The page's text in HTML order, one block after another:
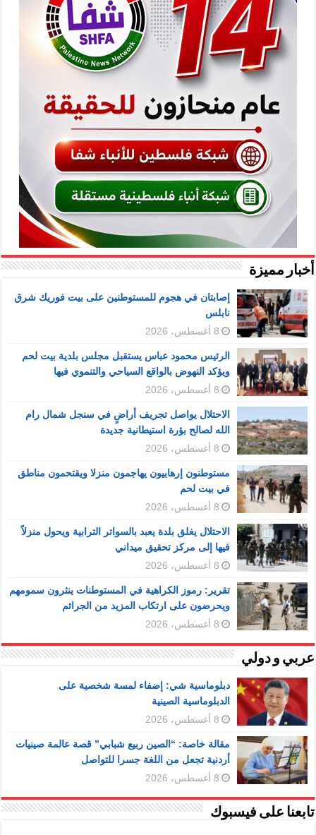
أخبار مميزة
إصابتان في هجوم للمستوطنين على بيت فوريك شرق
نابلس
8 أغسطس، 2026
الرئيس محمود عباس يستقبل مجلس بلدية بيت لحم
ويؤكد النهوض بالواقع السياحي والتنموي فيها
8 أغسطس، 2026
الاحتلال يواصل تجريف أراضٍ في سنجل شمال رام
الله لصالح بؤرة استيطانية جديدة
8 أغسطس، 2026
مستوطنون إرهابيون يهاجمون منزلا ويقتحمون مناطق
في بيت لحم
8 أغسطس، 2026
الاحتلال يغلق بلدة يعبد بالسواتر الترابية ويحول منزلاً
فيها إلى مركز تحقيق ميداني
8 أغسطس، 2026
تقرير: رموز الكراهية في المستوطنات ينثرون سمومهم
ويحرضون على ارتكاب المزيد من الجرائم
8 أغسطس، 2026
عربي و دولي
دبلوماسية شي: إضفاء لمسة شخصية على
الدبلوماسية الصينية
8 أغسطس، 2026
مقالة خاصة: “الصين ربيع شبابي” قصة عالمة صينيات
أردنية تجعل من اللغة جسرا للتواصل
8 أغسطس، 2026
تابعنا على فيسبوك